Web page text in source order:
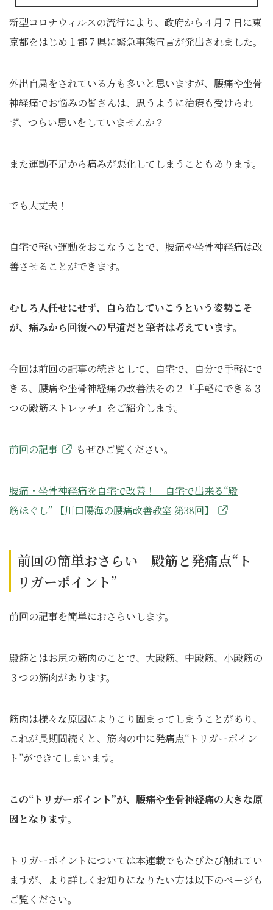
新型コロナウィルスの流行により、政府から４月７日に東
京都をはじめ１都７県に緊急事態宣言が発出されました。
外出自粛をされている方も多いと思いますが、腰痛や坐骨
神経痛でお悩みの皆さんは、思うように治療も受けられ
ず、つらい思いをしていませんか？
また運動不足から痛みが悪化してしまうこともあります。
でも大丈夫！
自宅で軽い運動をおこなうことで、腰痛や坐骨神経痛は改
善させることができます。
むしろ人任せにせず、自ら治していこうという姿勢こそ
が、痛みから回復への早道だと筆者は考えています。
今回は前回の記事の続きとして、自宅で、自分で手軽にで
きる、腰痛や坐骨神経痛の改善法その２『手軽にできる３
つの殿筋ストレッチ』をご紹介します。
前回の記事 もぜひご覧ください。
腰痛・坐骨神経痛を自宅で改善！ 自宅で出来る“殿
筋ほぐし” 【川口陽海の腰痛改善教室 第38回】
前回の簡単おさらい 殿筋と発痛点“ト
リガーポイント”
前回の記事を簡単におさらいします。
殿筋とはお尻の筋肉のことで、大殿筋、中殿筋、小殿筋の
３つの筋肉があります。
筋肉は様々な原因によりこり固まってしまうことがあり、
これが長期間続くと、筋肉の中に発痛点“トリガーポイン
ト”ができてしまいます。
この“トリガーポイント”が、腰痛や坐骨神経痛の大きな原
因となります。
トリガーポイントについては本連載でもたびたび触れてい
ますが、より詳しくお知りになりたい方は以下のページも
ご覧ください。